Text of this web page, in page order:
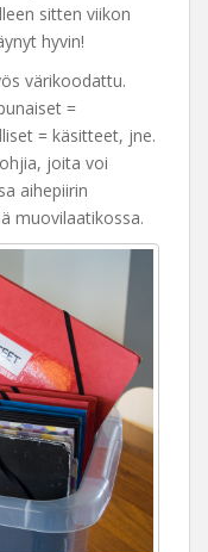
sitten viikon
hyvin!
värikoodattu.
=
= käsitteet, jne.
joita voi
aihepiirin
muovilaatikossa.